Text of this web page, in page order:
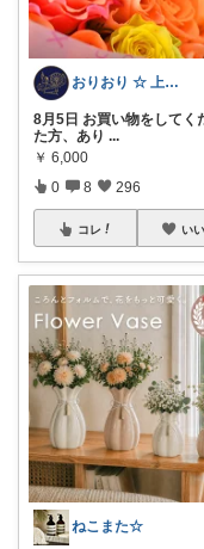
おりおり ☆ 上限🙏
8月5日 お買い物をしてく
た方、あり ...
￥ 6,000
0 8 296
コレ い
ねこまた☆